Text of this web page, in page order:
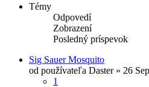
Témy
Odpovedí
Zobrazení
Posledný príspevok
Sig Sauer Mosquito
od používateľa Daster» 26
1